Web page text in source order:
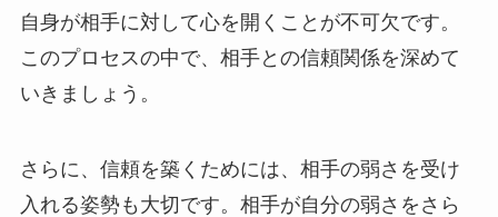
自身が相手に対して心を開くことが不可欠です。
このプロセスの中で、相手との信頼関係を深めて
いきましょう。
さらに、信頼を築くためには、相手の弱さを受け
入れる姿勢も大切です。相手が自分の弱さをさら